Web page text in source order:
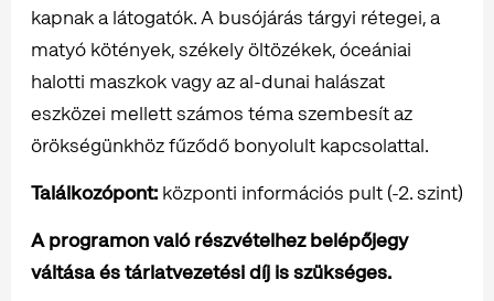
kapnak a látogatók. A busójárás tárgyi rétegei, a
matyó kötények, székely öltözékek, óceániai
halotti maszkok vagy az al-dunai halászat
eszközei mellett számos téma szembesít az
örökségünkhöz fűződő bonyolult kapcsolattal.
Találkozópont: központi információs pult (-2. szint)
A programon való részvételhez belépőjegy
váltása és tárlatvezetési díj is szükséges.